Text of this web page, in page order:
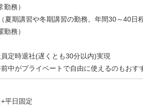
務）
期講習や冬期講習の勤務。年間30～40日程
務）
定時退社(遅くとも30分以内)実現
中がプライベートで自由に使えるのもおす
平日固定